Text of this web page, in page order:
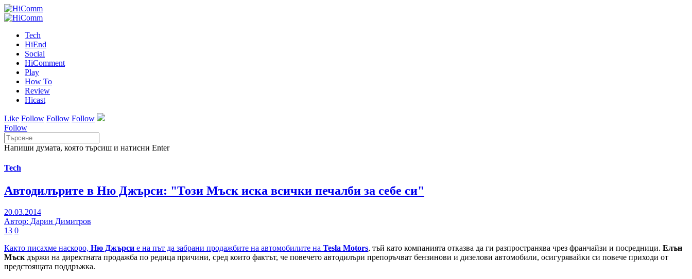
Tech
HiEnd
Social
HiComment
Play
How To
Review
Hicast
Like Follow Follow Follow
Follow
Напиши думата, която търсиш и натисни Enter
Tech
Автодилърите в Ню Джърси: "Този Мъск иска всички печалби за себе си"
20.03.2014
Автор: Дарин Димитров
13 0
Както писахме наскоро, Ню Джърси е на път да забрани продажбите на автомобилите на Tesla Motors, тъй като компанията отказва да ги разпространява чрез франчайзи и посредници. Елън
Мъскдържи на директната продажба по редица причини, сред които фактът, че повечето автодилъри препоръчват бензинови и дизелови автомобили, осигурявайки си повече приходи от
предстоящата поддръжка.